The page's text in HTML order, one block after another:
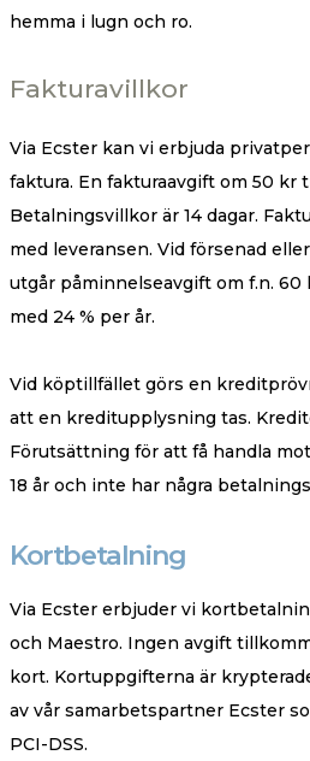
hemma i lugn och ro.
Fakturavillkor
Via Ecster kan vi erbjuda
faktura. En fakturaavgift om 50 kr
Betalningsvillkor är 14 dagar.
med leveransen. Vid försenad
utgår påminnelseavgift om f.n. 60
med 24 % per år.
Vid köptillfället görs en
att en kreditupplysning tas.
Förutsättning för att få handla
18 år och inte har några
Kortbetalning
Via Ecster erbjuder vi
och Maestro. Ingen avgift
kort. Kortuppgifterna är
av vår samarbetspartner Ecster
PCI-DSS.